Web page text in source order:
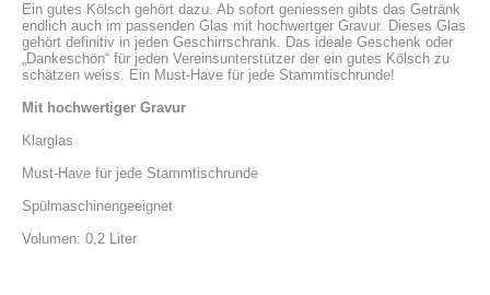
Ein gutes Kölsch gehört dazu. Ab sofort geniessen gibts das Getränk
endlich auch im passenden Glas mit hochwertger Gravur. Dieses Glas
gehört definitiv in jeden Geschirrschrank. Das ideale Geschenk oder
„Dankeschön“ für jeden Vereinsunterstützer der ein gutes Kölsch zu
schätzen weiss. Ein Must-Have für jede Stammtischrunde!
Mit hochwertiger Gravur
Klarglas
Must-Have für jede Stammtischrunde
Spülmaschinengeeignet
Volumen: 0,2 Liter